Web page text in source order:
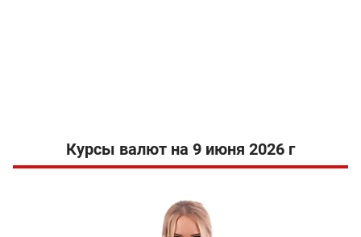
Курсы валют на 9 июня 2026 г